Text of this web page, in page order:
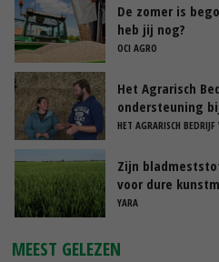
De zomer is
heb jij nog?
OCI AGRO
Het Agrarisch
ondersteuning
HET AGRARISCH
Zijn
voor dure
YARA
MEEST GELEZEN